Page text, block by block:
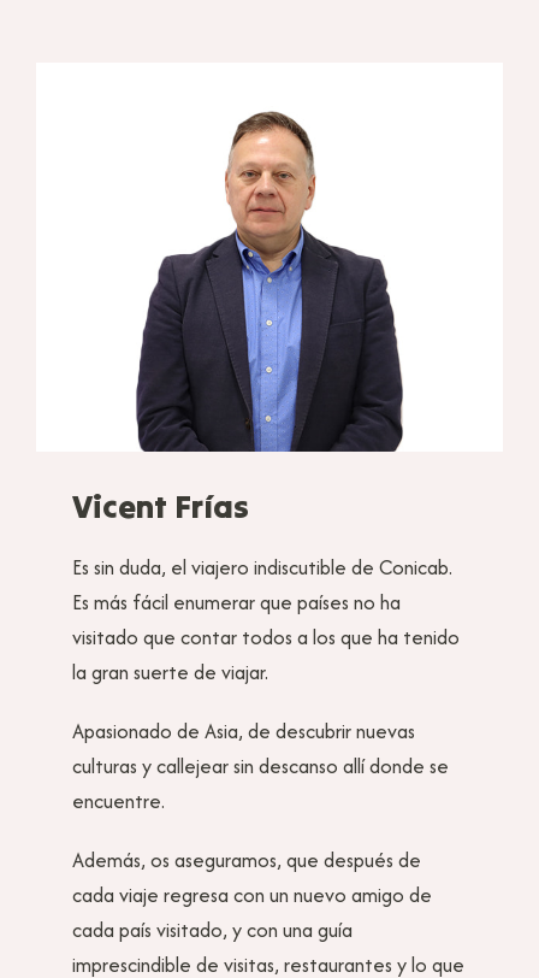
Vicent Frías
Es sin duda, el viajero indiscutible de Conicab.
Es más fácil enumerar que países no ha
visitado que contar todos a los que ha tenido
la gran suerte de viajar.
Apasionado de Asia, de descubrir nuevas
culturas y callejear sin descanso allí donde se
encuentre.
Además, os aseguramos, que después de
cada viaje regresa con un nuevo amigo de
cada país visitado, y con una guía
imprescindible de visitas, restaurantes y lo que